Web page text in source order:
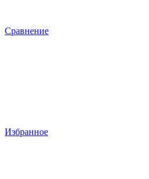
Сравнение
Избранное